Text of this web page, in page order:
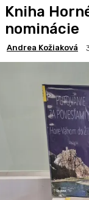
Kniha
nominácie
Andrea Kožiaková